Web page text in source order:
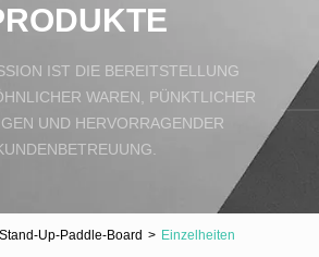
IST DIE BEREITSTELLUNG
WAREN, PÜNKTLICHER L
UND HERVORRAGENDER K
Up-Paddle-Board > Einzelheiten